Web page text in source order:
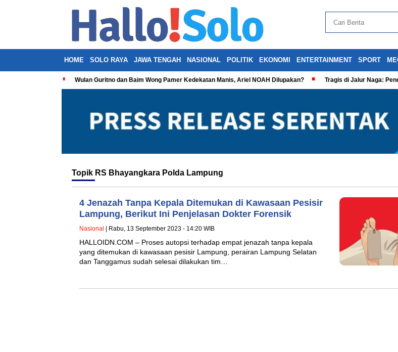
HOME SOLO RAYA JAWA TENGAH NASIONAL POLITIK EKONOMI ENTERTAINMENT SPORT
Wulan Guritno dan Baim Wong Pamer Kedekatan Manis, Ariel NOAH Dilupakan? Tragis di Jalur Naga:
Topik RS Bhayangkara Polda Lampung
4 Jenazah Tanpa Kepala Ditemukan di Kawasaan Pesisir
Lampung, Berikut Ini Penjelasan Dokter Forensik
Nasional | Rabu, 13 September 2023 - 14:20 WIB
HALLOIDN.COM – Proses autopsi terhadap empat jenazah tanpa kepala
yang ditemukan di kawasaan pesisir Lampung, perairan Lampung Selatan
dan Tanggamus sudah selesai dilakukan tim…